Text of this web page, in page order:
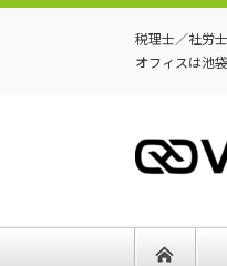
税理士／社労
オフィスは池